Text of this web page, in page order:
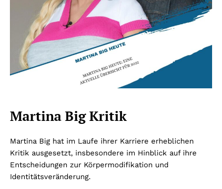
Martina Big Kritik
Martina Big hat im Laufe ihrer Karriere erheblichen
Kritik ausgesetzt, insbesondere im Hinblick auf ihre
Entscheidungen zur Körpermodifikation und
Identitätsveränderung.